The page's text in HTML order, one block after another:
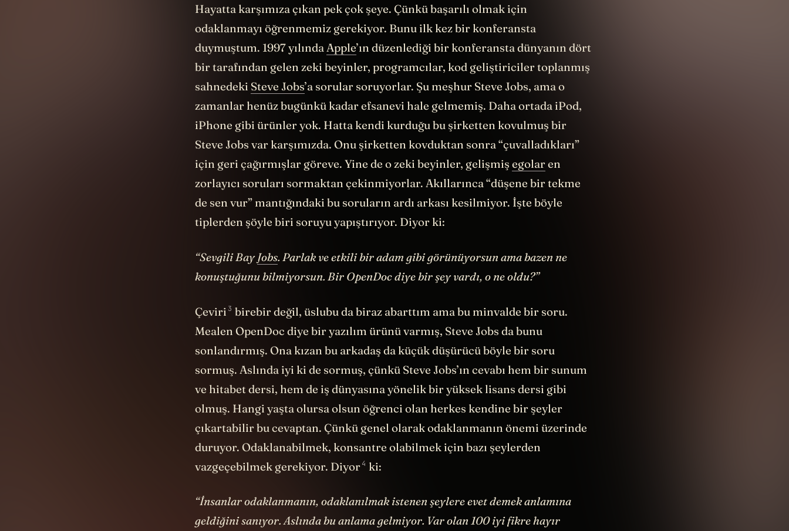
Hayatta karşımıza çıkan pek çok şeye. Çünkü başarılı olmak için
odaklanmayı öğrenmemiz gerekiyor. Bunu ilk kez bir konferansta
duymuştum. 1997 yılında Apple’ın düzenlediği bir konferansta dünyanın dört
bir tarafından gelen zeki beyinler, programcılar, kod geliştiriciler toplanmış
sahnedeki Steve Jobs’a sorular soruyorlar. Şu meşhur Steve Jobs, ama o
zamanlar henüz bugünkü kadar efsanevi hale gelmemiş. Daha ortada iPod,
iPhone gibi ürünler yok. Hatta kendi kurduğu bu şirketten kovulmuş bir
Steve Jobs var karşımızda. Onu şirketten kovduktan sonra “çuvalladıkları”
için geri çağırmışlar göreve. Yine de o zeki beyinler, gelişmiş egolaren
zorlayıcı soruları sormaktan çekinmiyorlar. Akıllarınca “düşene bir tekme
de sen vur” mantığındaki bu soruların ardı arkası kesilmiyor. İşte böyle
tiplerden şöyle biri soruyu yapıştırıyor. Diyor ki:
“Sevgili Bay Jobs. Parlak ve etkili bir adam gibi görünüyorsun ama bazen ne
konuştuğunu bilmiyorsun. Bir OpenDoc diye bir şey vardı, o ne oldu?”
Çeviri 3 birebir değil, üslubu da biraz abarttım ama bu minvalde bir soru.
Mealen OpenDoc diye bir yazılım ürünü varmış, Steve Jobs da bunu
sonlandırmış. Ona kızan bu arkadaş da küçük düşürücü böyle bir soru
sormuş. Aslında iyi ki de sormuş, çünkü Steve Jobs’ın cevabı hem bir sunum
ve hitabet dersi, hem de iş dünyasına yönelik bir yüksek lisans dersi gibi
olmuş. Hangi yaşta olursa olsun öğrenci olan herkes kendine bir şeyler
çıkartabilir bu cevaptan. Çünkü genel olarak odaklanmanın önemi üzerinde
duruyor. Odaklanabilmek, konsantre olabilmek için bazı şeylerden
vazgeçebilmek gerekiyor. Diyor4 ki:
“İnsanlar odaklanmanın, odaklanılmak istenen şeylere evet demek anlamına
geldiğini sanıyor. Aslında bu anlama gelmiyor. Var olan 100 iyi fikre hayır